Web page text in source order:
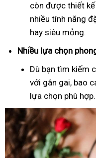
còn được thiết
nhiều tính năng
hay siêu mỏng.
Nhiều lựa chọn
Dù bạn tìm kiếm
với gân gai, bao
lựa chọn phù hợp.